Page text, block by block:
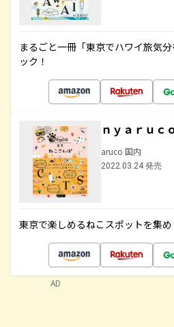
まるごと一冊「東京でハワイ旅気
ック！
ｎｙａｒｕ
aruco 国内
2022.03.24 発売
東京で楽しめるねこスポットを集め
AD